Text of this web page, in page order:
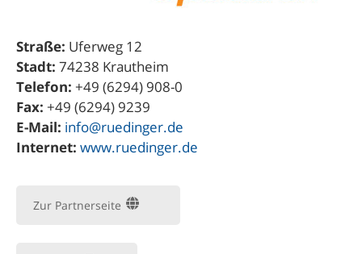
Straße: Uferweg 12
Stadt: 74238 Krautheim
Telefon: +49 (6294) 908-0
Fax: +49 (6294) 9239
E-Mail: info@ruedinger.de
Internet: www.ruedinger.de
Zur Partnerseite